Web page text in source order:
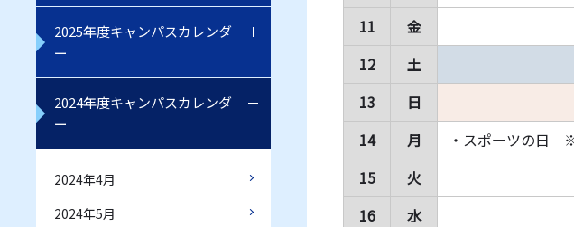
2025年度キャンパスカレンダ
ー
2024年度キャンパスカレンダ
ー
2024年4月
2024年5月
11
金
12
土
13
日
14
月
・スポーツの日
15
火
16
水